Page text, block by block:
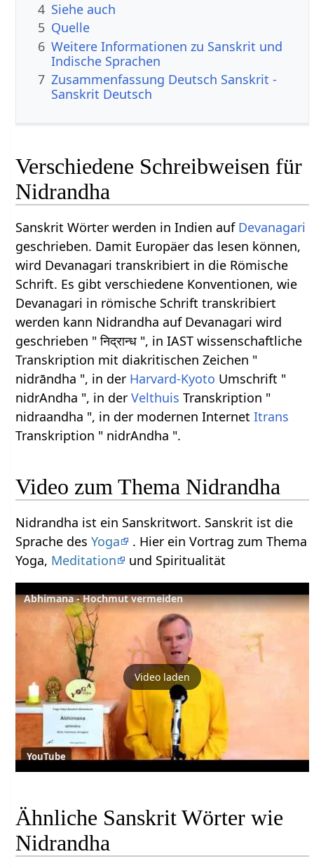
4 Siehe auch
5 Quelle
6 Weitere Informationen zu Sanskrit und
Indische Sprachen
7 Zusammenfassung Deutsch Sanskrit -
Sanskrit Deutsch
Verschiedene Schreibweisen für
Nidrandha
Sanskrit Wörter werden in Indien auf Devanagari
geschrieben. Damit Europäer das lesen können,
wird Devanagari transkribiert in die Römische
Schrift. Es gibt verschiedene Konventionen, wie
Devanagari in römische Schrift transkribiert
werden kann Nidrandha auf Devanagari wird
geschrieben " निद्रान्ध ", in IAST wissenschaftliche
Transkription mit diakritischen Zeichen "
nidrāndha ", in der Harvard-Kyoto Umschrift "
nidrAndha ", in derVelthuis Transkription "
nidraandha ", in der modernen InternetItrans
Transkription " nidrAndha ".
Video zum Thema Nidrandha
Nidrandha ist ein Sanskritwort. Sanskrit ist die
Sprache desYoga
. Hier ein Vortrag zum Thema
Yoga, Meditation und Spiritualität
Abhimana - Hochmut vermeiden
Video laden
YouTube
Ähnliche Sanskrit Wörter wie
Nidrandha